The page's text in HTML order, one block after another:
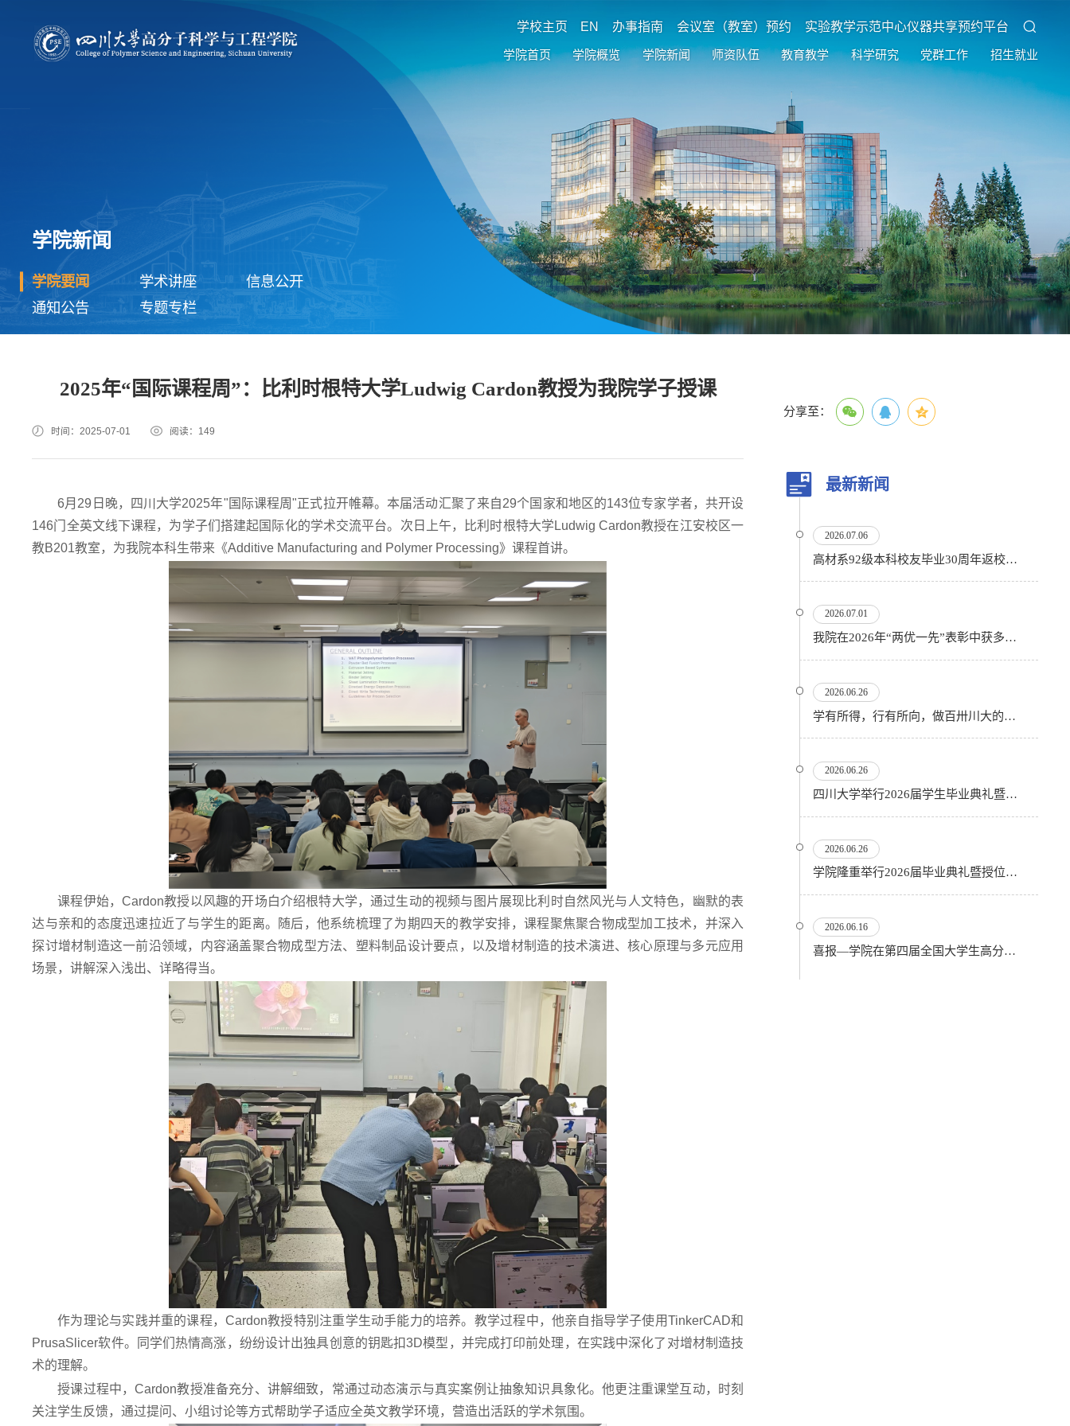
学校主页 EN 办事指南 会议室（教室）预约 实验教学示范中心仪器共享预约平台
学院首页 学院概览 学院新闻 师资队伍 教育教学 科学研究 党群工作 招生就业
学院新闻
学院要闻 学术讲座
信息公开
通知公告
专题专栏
2025年“国际课程周”：比利时根特大学Ludwig Cardon教授为我院学子授课
时间：2025-07-01 阅读： 149
6月29日晚，四川大学2025年"国际课程周"正式拉开帷幕。本届活动汇聚了来自29个国家和地区的143位专家学者，共开设
146门全英文线下课程，为学子们搭建起国际化的学术交流平台。次日上午，比利时根特大学Ludwig Cardon教授在江安校区一
教B201教室，为我院本科生带来《Additive Manufacturing and Polymer Processing》课程首讲。
课程伊始，Cardon教授以风趣的开场白介绍根特大学，通过生动的视频与图片展现比利时自然风光与人文特色，幽默的表
达与亲和的态度迅速拉近了与学生的距离。随后，他系统梳理了为期四天的教学安排，课程聚焦聚合物成型加工技术，并深入
探讨增材制造这一前沿领域，内容涵盖聚合物成型方法、塑料制品设计要点，以及增材制造的技术演进、核心原理与多元应用
场景，讲解深入浅出、详略得当。
作为理论与实践并重的课程，Cardon教授特别注重学生动手能力的培养。教学过程中，他亲自指导学子使用TinkerCAD和
PrusaSlicer软件。同学们热情高涨，纷纷设计出独具创意的钥匙扣3D模型，并完成打印前处理，在实践中深化了对增材制造技
术的理解。
授课过程中，Cardon教授准备充分、讲解细致，常通过动态演示与真实案例让抽象知识具象化。他更注重课堂互动，时刻
关注学生反馈，通过提问、小组讨论等方式帮助学子适应全英文教学环境，营造出活跃的学术氛围。
分享至：
最新新闻
2026.07.06
高材系92级本科校友毕业30周年返校活动顺利举行
2026.07.01
我院在2026年“两优一先”表彰中获多项殊荣
2026.06.26
学有所得，行有所向，做百卅川大的薪火赓续者——校长汪劲松在四川大学2026届学生毕业典礼上的...
2026.06.26
四川大学举行2026届学生毕业典礼暨学位授予仪式
2026.06.26
​学院隆重举行2026届毕业典礼暨授位仪式
2026.06.16
喜报—学院在第四届全国大学生高分子材料实验实践虚拟仿真大赛再创佳绩